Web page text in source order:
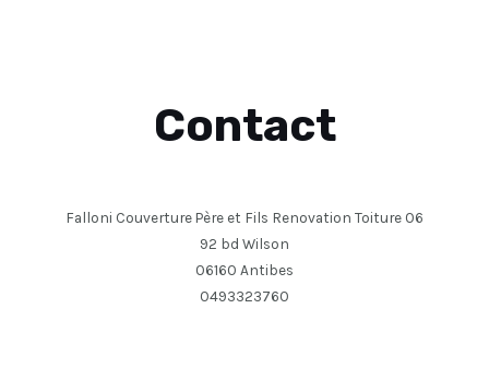
Contact
Falloni Couverture Père et Fils Renovation Toiture 06
92 bd Wilson
06160 Antibes
0493323760